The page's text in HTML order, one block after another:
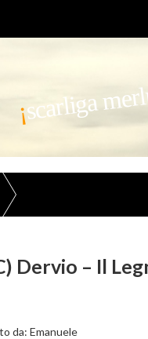
scarliga
Dervio – Il
da: Emanuele